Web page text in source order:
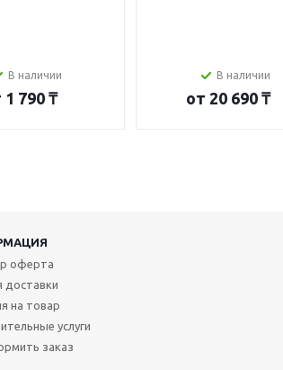
В наличии
1 790 ₸
В наличии
от 20 690 ₸
оферта
доставки
на товар
услуги
заказ